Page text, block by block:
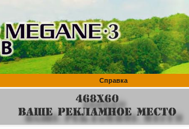
Справка